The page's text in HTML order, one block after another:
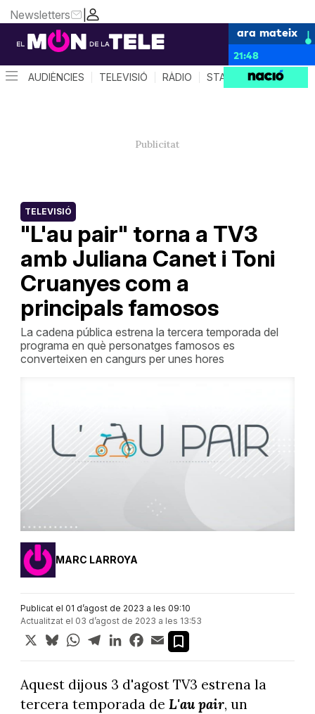
|
Newsletters
ara mateix
21:48
AUDIÈNCIES TELEVISIÓ RÀDIO STAR SYSTEM
"L'au pair" torna a TV3
amb Juliana Canet i Toni
Cruanyes com a
principals famosos
TELEVISIÓ
La cadena pública estrena la tercera temporada del
programa en què personatges famosos es
converteixen en cangurs per unes hores
MARC LARROYA
Publicat el 01 d’agost de 2023 a les 09:10
Actualitzat el 03 d’agost de 2023 a les 13:53
X BlueskyWhatsApp
TelegramLinkedInFacebook
Email
Aquest dijous 3 d'agost TV3 estrena la
tercera temporada de L'au pair, un